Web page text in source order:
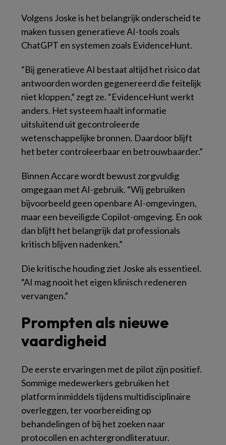
Volgens Joske is het belangrijk onderscheid te
maken tussen generatieve AI-tools zoals
ChatGPT en systemen zoals EvidenceHunt.
“Bij generatieve AI bestaat altijd het risico dat
antwoorden worden gegenereerd die feitelijk
niet kloppen,” zegt ze. “EvidenceHunt werkt
anders. Het systeem haalt informatie
uitsluitend uit gecontroleerde
wetenschappelijke bronnen. Daardoor blijft
het beter controleerbaar en betrouwbaarder.”
Binnen Accare wordt bewust zorgvuldig
omgegaan met AI-gebruik. “Wij gebruiken
bijvoorbeeld geen openbare AI-omgevingen,
maar een beveiligde Copilot-omgeving. En ook
dan blijft het belangrijk dat professionals
kritisch blijven nadenken.”
Die kritische houding ziet Joske als essentieel.
“AI mag nooit het eigen klinisch redeneren
vervangen.”
Prompten als nieuwe
vaardigheid
De eerste ervaringen met de pilot zijn positief.
Sommige medewerkers gebruiken het
platform inmiddels tijdens multidisciplinaire
overleggen, ter voorbereiding op
behandelingen of bij het zoeken naar
protocollen en achtergrondliteratuur.